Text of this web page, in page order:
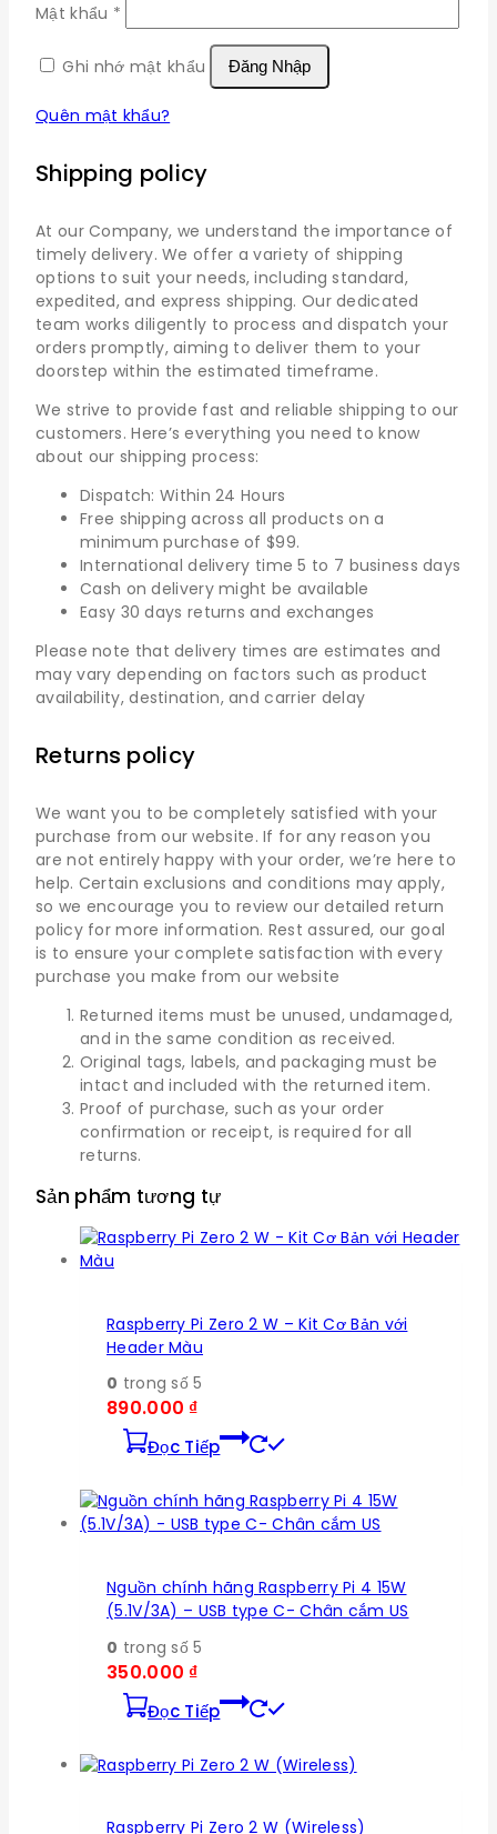
Mật khẩu *
buộc
Ghi nhớ mật khẩu
Đăng Nhập
Quên mật khẩu?
Shipping policy
At our Company, we understand the importance of
timely delivery. We offer a variety of shipping
options to suit your needs, including standard,
expedited, and express shipping. Our dedicated
team works diligently to process and dispatch your
orders promptly, aiming to deliver them to your
doorstep within the estimated timeframe.
We strive to provide fast and reliable shipping to our
customers. Here’s everything you need to know
about our shipping process:
Dispatch: Within 24 Hours
Free shipping across all products on a
minimum purchase of $99.
International delivery time 5 to 7 business days
Cash on delivery might be available
Easy 30 days returns and exchanges
Please note that delivery times are estimates and
may vary depending on factors such as product
availability, destination, and carrier delay
Returns policy
We want you to be completely satisfied with your
purchase from our website. If for any reason you
are not entirely happy with your order, we’re here to
help. Certain exclusions and conditions may apply,
so we encourage you to review our detailed return
policy for more information. Rest assured, our goal
is to ensure your complete satisfaction with every
purchase you make from our website
Returned items must be unused, undamaged,
and in the same condition as received.
Original tags, labels, and packaging must be
intact and included with the returned item.
Proof of purchase, such as your order
confirmation or receipt, is required for all
returns.
Sản phẩm tương tự
Raspberry Pi Zero 2 W – Kit Cơ Bản với
Header Màu
0 trong số 5
890.000 ₫
Đọc Tiếp
Nguồn chính hãng Raspberry Pi 4 15W
(5.1V/3A) – USB type C- Chân cắm US
0 trong số 5
350.000 ₫
Đọc Tiếp
Raspberry Pi Zero 2 W (Wireless)